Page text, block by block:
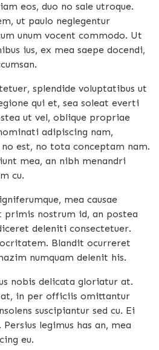
eos, duo no sale utroque.
ut paulo neglegentur
unum vocent commodo. Ut
ius, ex mea saepe docendi,
splendide voluptatibus ut
qui et, sea soleat everti
ut vel, oblique propriae
adipiscing nam,
est, no tota conceptam nam.
mea, an nibh menandri
cu.
mea causae
nostrum id, an postea
deleniti consectetuer.
Blandit ocurreret
numquam delenit his.
nobis delicata gloriatur at.
at, in per officiis omittantur
suscipiantur sed cu. Ei
legimus has an, mea
eu.